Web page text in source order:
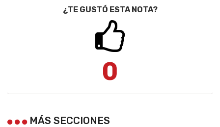
¿TE GUSTÓ ESTA NOTA?
0
MÁS SECCIONES